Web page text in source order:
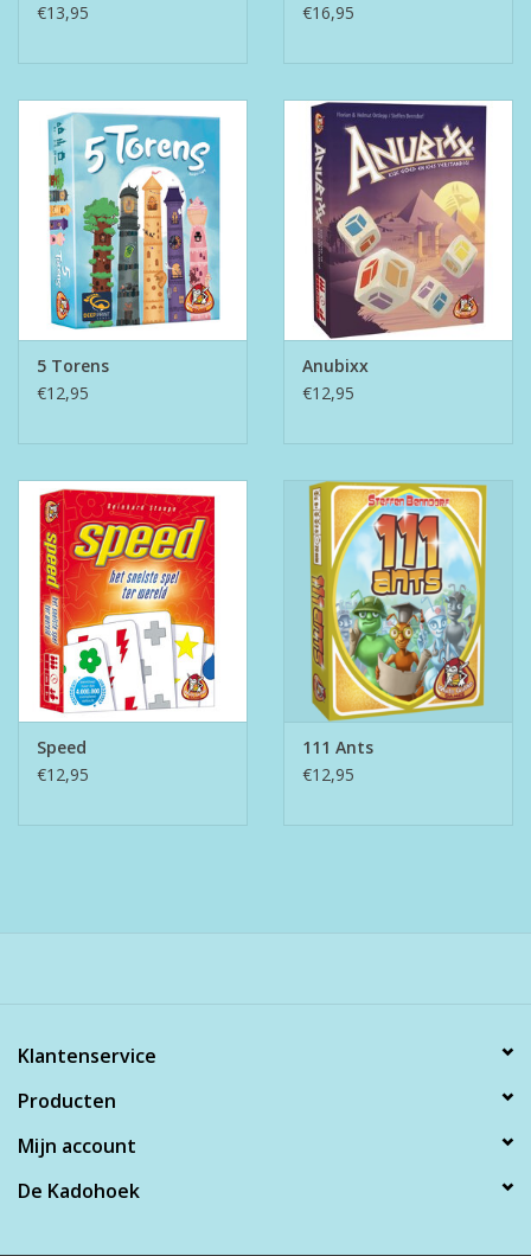
€13,95
€16,95
5 Torens
€12,95
Anubixx
€12,95
Speed
€12,95
111 Ants
€12,95
Klantenservice
Producten
Mijn account
De Kadohoek